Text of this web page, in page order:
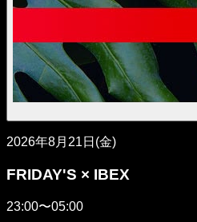
2026年8月21日(金)
FRIDAY'S × IBEX
23:00〜05:00